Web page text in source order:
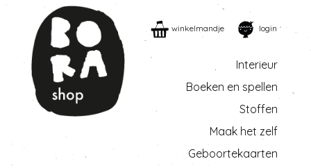
winkelmandje login
Interieur
Boeken en spellen
Stoffen
Maak het zelf
Geboortekaarten